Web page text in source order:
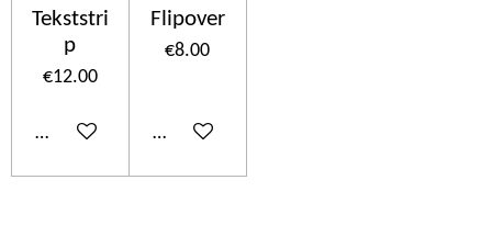
Tekststri
p
€12.00
Add to cart
Flipover
€8.00
Add to cart